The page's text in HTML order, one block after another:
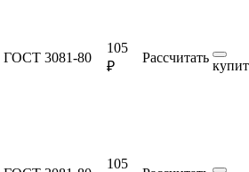
ГОСТ 3081-80
105
₽
Рассчитать
105